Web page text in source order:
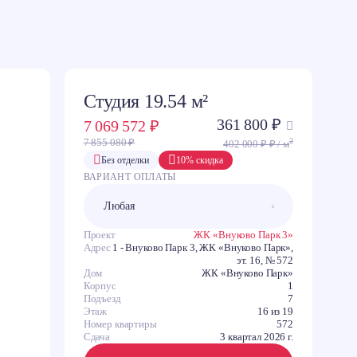
C
В
Ю
З
Студия 19.54 м²
7 069 572 ₽
7 855 080 ₽
361 800 ₽
402 000 ₽ ₽ / м2
10% скидка
Без отделки
ВАРИАНТ ОПЛАТЫ
Проект
ЖК «Внуково Парк 3»
Адрес 1 - Внуково Парк 3, ЖК «Внуково Парк»,
эт. 16, № 572
Дом
ЖК «Внуково Парк»
Корпус
1
Подъезд
7
Этаж
16 из 19
Номер квартиры
572
Сдача
3 квартал 2026 г.